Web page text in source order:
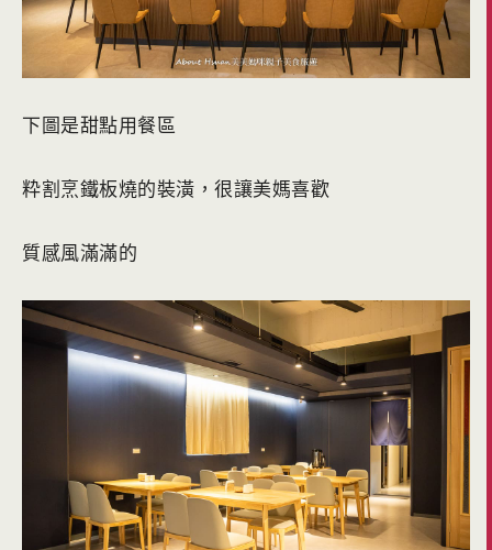
下圖是甜點用餐區
粋割烹鐵板燒的裝潢，很讓美媽喜歡
質感風滿滿的